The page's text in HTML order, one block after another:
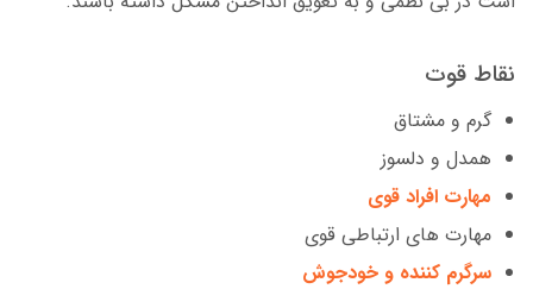
نقاط قوت
گرم و مشتاق
همدل و دلسوز
مهارت افراد قوی
مهارت های ارتباطی قوی
سرگرم کننده و خودجوش